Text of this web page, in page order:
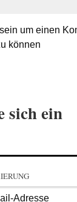
um einen
können
sich ein
Adresse